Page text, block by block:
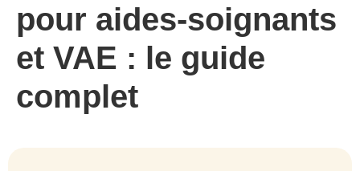
pour aides-soignants
et VAE : le guide
complet